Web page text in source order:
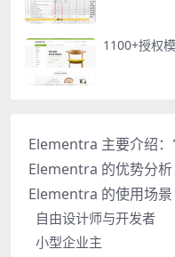
1100+授权
Elementra 主要介绍：
Elementra 的优势分析
Elementra 的使用场景
自由设计师与开发者
小型企业主